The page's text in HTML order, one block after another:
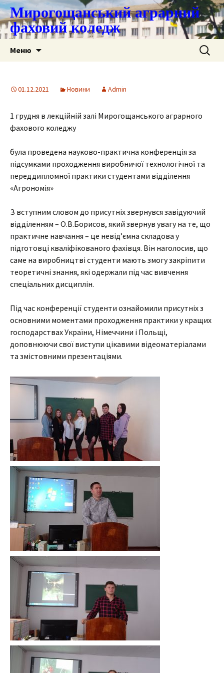
Мирогощанський аграрний
фаховий коледж
Меню Пошук:
01.12.2021 Новини Admin
1 грудня в лекційній залі Мирогощанського аграрного
фахового коледжу
була проведена науково-практична конференція за
підсумками проходження виробничої технологічної та
переддипломної практики студентами відділення
«Агрономія»
З вступним словом до присутніх звернувся завідуючий
відділенням – О.В.Борисов, який звернув увагу на те, що
практичне навчання – це невід’ємна складова у
підготовці кваліфікованого фахівця. Він наголосив, що
саме на виробництві студенти мають змогу закріпити
теоретичні знання, які одержали під час вивчення
спеціальних дисциплін.
Під час конференції студенти ознайомили присутніх з
основними моментами проходження практики у кращих
господарствах України, Німеччини і Польщі,
доповнюючи свої виступи цікавими відеоматеріалами
та змістовними презентаціями.